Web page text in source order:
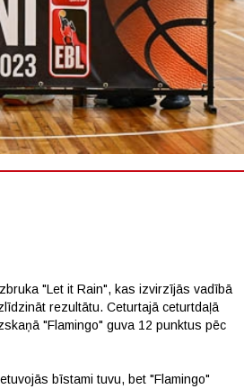
"Let it Rain", kas izvirzījās vadībā
rezultātu. Ceturtajā ceturtdaļā
"Flamingo" guva 12 punktus pēc
bīstami tuvu, bet "Flamingo"